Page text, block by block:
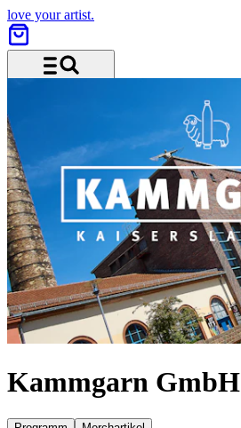
love your artist.
Kammgarn GmbH